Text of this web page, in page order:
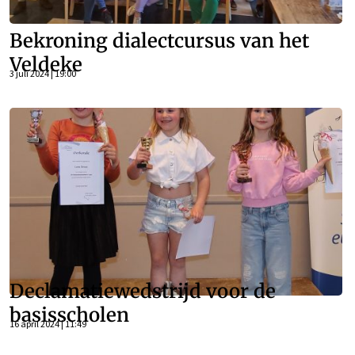
Bekroning dialectcursus van het
Veldeke
3 juli 2024 | 19:00
Declamatiewedstrijd voor de
basisscholen
16 april 2024 | 11:49